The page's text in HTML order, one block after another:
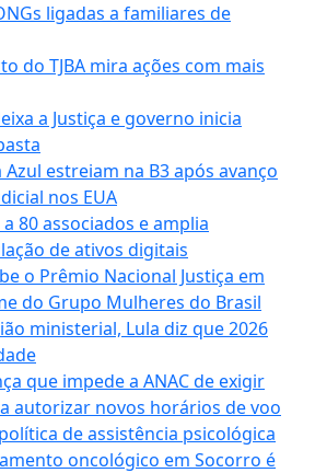
ligadas a familiares de
do TJBA mira ações com mais
a Justiça e governo inicia
estreiam na B3 após avanço
nos EUA
80 associados e amplia
de ativos digitais
o Prêmio Nacional Justiça em
do Grupo Mulheres do Brasil
ministerial, Lula diz que 2026
que impede a ANAC de exigir
autorizar novos horários de voo
de assistência psicológica
oncológico em Socorro é